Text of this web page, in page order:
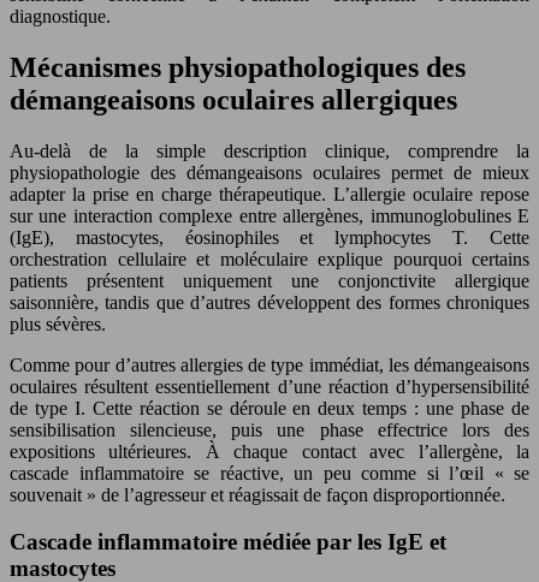
diagnostique.
Mécanismes physiopathologiques des
démangeaisons oculaires allergiques
Au-delà de la simple description clinique, comprendre la
physiopathologie des démangeaisons oculaires permet de mieux
adapter la prise en charge thérapeutique. L’allergie oculaire repose
sur une interaction complexe entre allergènes, immunoglobulines E
(IgE), mastocytes, éosinophiles et lymphocytes T. Cette
orchestration cellulaire et moléculaire explique pourquoi certains
patients présentent uniquement une conjonctivite allergique
saisonnière, tandis que d’autres développent des formes chroniques
plus sévères.
Comme pour d’autres allergies de type immédiat, les démangeaisons
oculaires résultent essentiellement d’une réaction d’hypersensibilité
de type I. Cette réaction se déroule en deux temps : une phase de
sensibilisation silencieuse, puis une phase effectrice lors des
expositions ultérieures. À chaque contact avec l’allergène, la
cascade inflammatoire se réactive, un peu comme si l’œil « se
souvenait » de l’agresseur et réagissait de façon disproportionnée.
Cascade inflammatoire médiée par les IgE et
mastocytes